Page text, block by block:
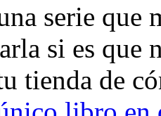
serie que
si es que
tienda de